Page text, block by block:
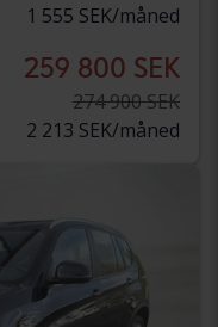
1 555 SEK/måned
259 800 SEK
274 900 SEK
2 213 SEK/måned